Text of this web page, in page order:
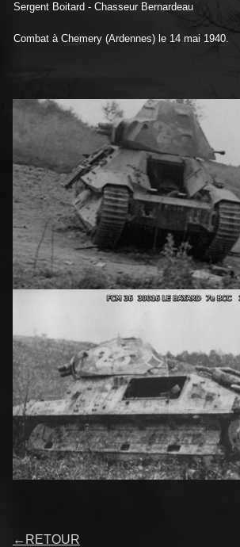
Sergent Boitard - Chasseur Bernardeau
Combat à Chemery (Ardennes) le 14 mai 1940.
← RETOUR